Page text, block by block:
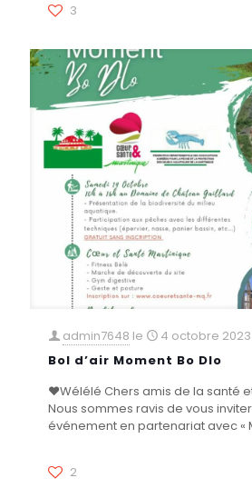
3
admin7648 le
4 octobre 2023
Bol d’air Moment Bo Dlo
❤️Wélélé Chers amis de la santé
Nous sommes ravis de vous
événement en partenariat avec «
2